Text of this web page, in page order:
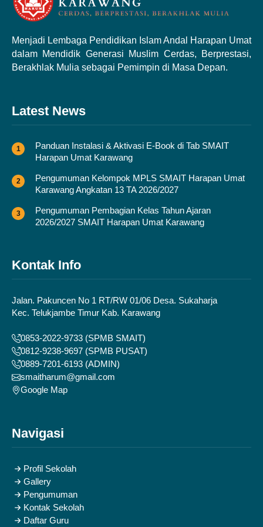
Menjadi Lembaga Pendidikan Islam Andal Harapan Umat
dalam Mendidik Generasi Muslim Cerdas, Berprestasi,
Berakhlak Mulia sebagai Pemimpin di Masa Depan.
Latest News
Panduan Instalasi & Aktivasi E-Book di Tab SMAIT
Harapan Umat Karawang
Pengumuman Kelompok MPLS SMAIT Harapan Umat
Karawang Angkatan 13 TA 2026/2027
Pengumuman Pembagian Kelas Tahun Ajaran
2026/2027 SMAIT Harapan Umat Karawang
Kontak Info
Jalan. Pakuncen No 1 RT/RW 01/06 Desa. Sukaharja
Kec. Telukjambe Timur Kab. Karawang
0853-2022-9733 (SPMB SMAIT)
0812-9238-9697 (SPMB PUSAT)
0889-7201-6193 (ADMIN)
smaitharum@gmail.com
Google Map
Navigasi
Profil Sekolah
Gallery
Pengumuman
Kontak Sekolah
Daftar Guru